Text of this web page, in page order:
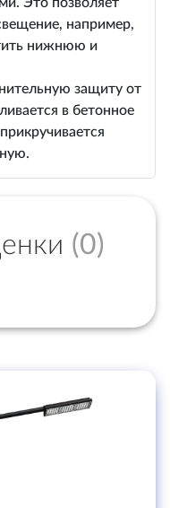
например,
нижнюю и
защиту от
в бетонное
(0)